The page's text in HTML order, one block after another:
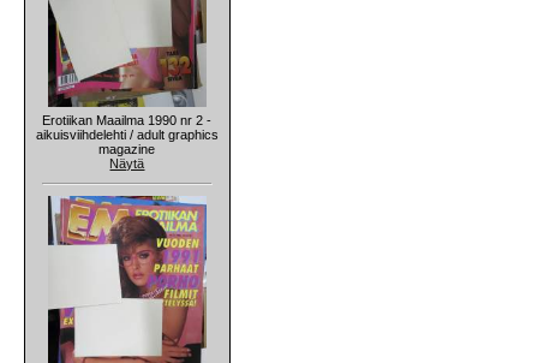
Erotiikan Maailma 1990 nr 2 -
aikuisviihdelehti / adult graphics
magazine
Näytä